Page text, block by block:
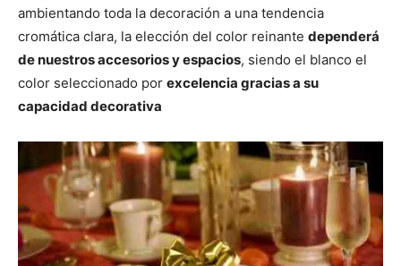
ambientando toda la decoración a una tendencia
cromática clara, la elección del color reinante dependerá
de nuestros accesorios y espacios, siendo el blanco el
color seleccionado por excelencia gracias a su
capacidad decorativa